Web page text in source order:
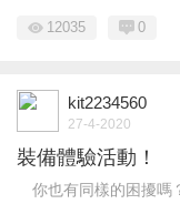
12035 0
kit2234560
27-4-2020
裝備體驗活動！
你也有同樣的困擾嗎